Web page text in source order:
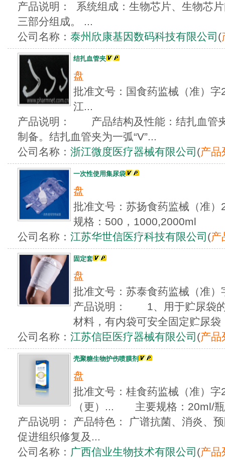
产品说明： 系统组成：生物芯片、生物芯
三部分组成。 ...
公司名称： 泰州欣康基因数码科技有限公司 (
结扎血管夹
盘
批准文号：国食药监械（准）
江...
产品说明： 产品结构及性能：结扎血管
制备。结扎血管夹为一弧“V”...
公司名称： 浙江微度医疗器械有限公司 (产品
一次性使用集尿袋
盘
批准文号：苏扬食药监械（
规格：500，1000,2000ml
公司名称： 江苏华世信医疗科技有限公司 (产
固定套
盘
批准文号：苏泰食药监械（
产品说明： 1、用于贮尿袋
材料，有内袋可安全固定贮尿袋
公司名称： 江苏信臣医疗器械有限公司 (产品
壳聚糖生物护伤喷膜剂
盘
批准文号：桂食药监械（准）
（更）... 主要规格：20ml/瓶
产品说明： 产品特色： 广谱抗菌、消炎、
促进组织修复及...
公司名称： 广西信业生物技术有限公司 (产品